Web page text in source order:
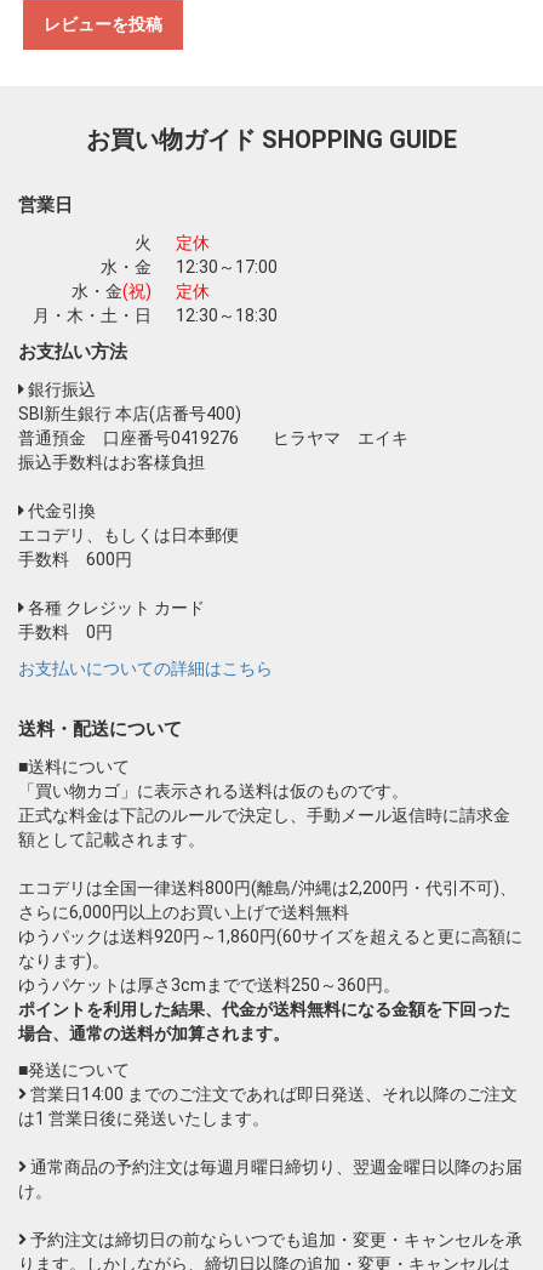
レビューを投稿
お買い物ガイド SHOPPING GUIDE
営業日
火
定休
水・金
12:30～17:00
水・金(祝)
定休
月・木・土・日
12:30～18:30
お支払い方法
銀行振込
SBI新生銀行 本店(店番号400)
普通預金 口座番号0419276 ヒラヤマ エイキ
振込手数料はお客様負担
代金引換
エコデリ、もしくは日本郵便
手数料 600円
各種 クレジット カード
手数料 0円
お支払いについての詳細はこちら
送料・配送について
■送料について
「買い物カゴ」に表示される送料は仮のものです。
正式な料金は下記のルールで決定し、手動メール返信時に請求金
額として記載されます。
エコデリは全国一律送料800円(離島/沖縄は2,200円・代引不可)、
さらに6,000円以上のお買い上げで送料無料
ゆうパックは送料920円～1,860円(60サイズを超えると更に高額に
なります)。
ゆうパケットは厚さ3cmまでで送料250～360円。
ポイントを利用した結果、代金が送料無料になる金額を下回った
場合、通常の送料が加算されます。
■発送について
営業日14:00 までのご注文であれば即日発送、それ以降のご注文
は1 営業日後に発送いたします。
通常商品の予約注文は毎週月曜日締切り、翌週金曜日以降のお届
け。
予約注文は締切日の前ならいつでも追加・変更・キャンセルを承
ります。しかしながら、締切日以降の追加・変更・キャンセルは